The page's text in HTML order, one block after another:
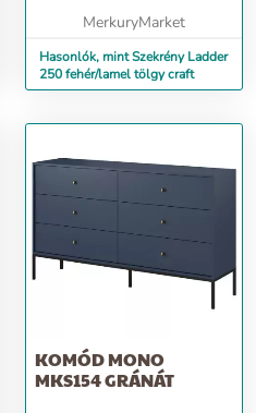
MerkuryMarket
Hasonlók, mint Szekrény Ladder
250 fehér/lamel tölgy craft
KOMÓD MONO
MKS154 GRÁNÁT